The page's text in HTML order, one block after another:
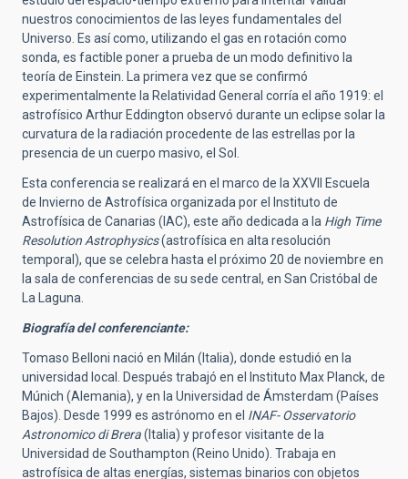
nuestros conocimientos de las leyes fundamentales del
Universo. Es así como, utilizando el gas en rotación como
sonda, es factible poner a prueba de un modo definitivo la
teoría de Einstein. La primera vez que se confirmó
experimentalmente la Relatividad General corría el año 1919: el
astrofísico Arthur Eddington observó durante un eclipse solar la
curvatura de la radiación procedente de las estrellas por la
presencia de un cuerpo masivo, el Sol.
Esta conferencia se realizará en el marco de la XXVII Escuela
de Invierno de Astrofísica organizada por el Instituto de
Astrofísica de Canarias (IAC), este año dedicada a la High Time
Resolution Astrophysics(astrofísica en alta resolución
temporal), que se celebra hasta el próximo 20 de noviembre en
la sala de conferencias de su sede central, en San Cristóbal de
La Laguna.
Biografía del conferenciante:
Tomaso Belloni nació en Milán (Italia), donde estudió en la
universidad local. Después trabajó en el Instituto Max Planck, de
Múnich (Alemania), y en la Universidad de Ámsterdam (Países
Bajos). Desde 1999 es astrónomo en el INAF- Osservatorio
Astronomico di Brera(Italia) y profesor visitante de la
Universidad de Southampton (Reino Unido). Trabaja en
astrofísica de altas energías, sistemas binarios con objetos